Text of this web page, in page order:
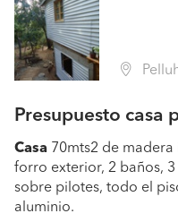
Presupuesto casa
Casa 70mts2 de
forro exterior, 2 baños,
sobre pilotes, todo el
aluminio.